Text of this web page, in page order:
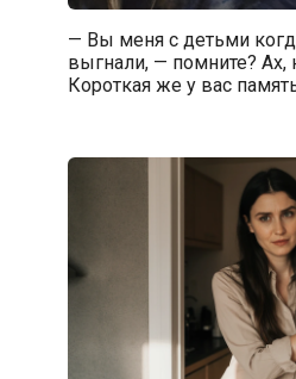
— Вы меня с детьми
выгнали, — помните? Ах,
Короткая же у вас